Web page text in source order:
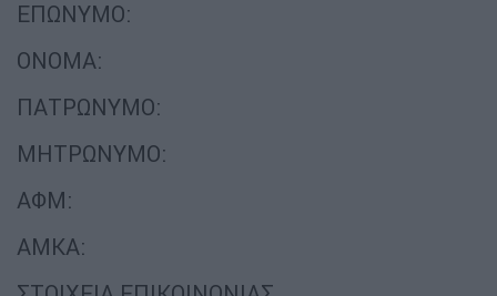
ΕΠΩΝΥΜΟ:
ΟΝΟΜΑ:
ΠΑΤΡΩΝΥΜΟ:
ΜΗΤΡΩΝΥΜΟ:
ΑΦΜ:
ΑΜΚΑ: